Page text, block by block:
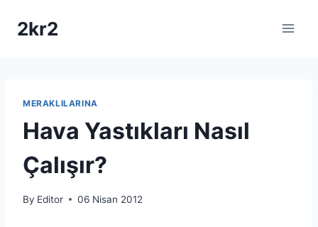
2kr2
MERAKLILARINA
Hava Yastıkları Nasıl
Çalışır?
By Editor 06 Nisan 2012